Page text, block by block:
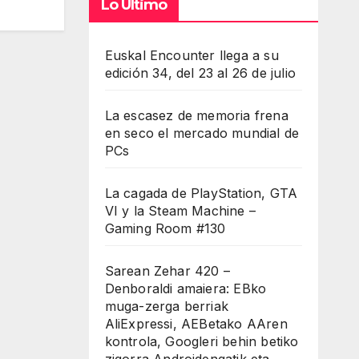
Lo Último
Euskal Encounter llega a su
edición 34, del 23 al 26 de julio
La escasez de memoria frena
en seco el mercado mundial de
PCs
La cagada de PlayStation, GTA
VI y la Steam Machine –
Gaming Room #130
Sarean Zehar 420 –
Denboraldi amaiera: EBko
muga-zerga berriak
AliExpressi, AEBetako AAren
kontrola, Googleri behin betiko